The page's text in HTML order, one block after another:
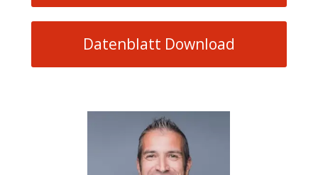
Datenblatt Download